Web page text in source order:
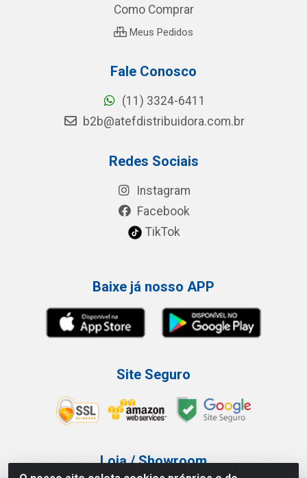
Como Comprar
Meus Pedidos
Fale Conosco
(11) 3324-6411
b2b@atefdistribuidora.com.br
Redes Sociais
Instagram
Facebook
TikTok
Baixe já nosso APP
Site Seguro
Loja / Showroom